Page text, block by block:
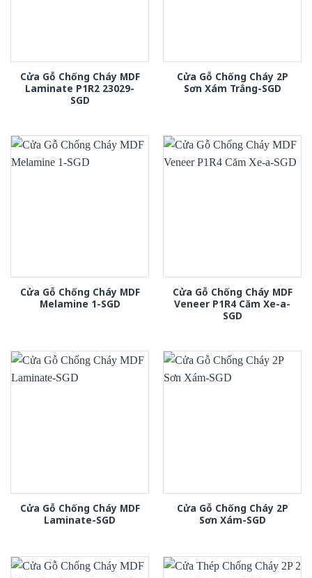
Cửa Gỗ Chống Cháy MDF
Laminate P1R2 23029-
SGD
Cửa Gỗ Chống Cháy 2P
Sơn Xám Trắng-SGD
Cửa Gỗ Chống Cháy MDF
Melamine 1-SGD
Cửa Gỗ Chống Cháy MDF
Veneer P1R4 Căm Xe-a-
SGD
Cửa Gỗ Chống Cháy MDF
Laminate-SGD
Cửa Gỗ Chống Cháy 2P
Sơn Xám-SGD